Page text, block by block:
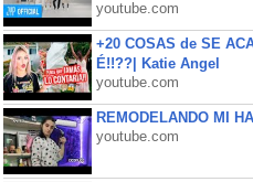
youtube.com
+20 COSAS de SE
É!!??| Katie Angel
youtube.com
REMODELANDO MI
youtube.com